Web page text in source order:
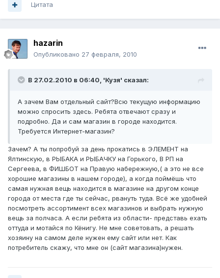
Цитата
hazarin
Опубликовано 27 февраля, 2010
В 27.02.2010 в 06:40, 'Кузя' сказал:
А зачем Вам отдельный сайт?Всю текущую информацию
можно спросить здесь. Ребята отвечают сразу и
подробно. Да и сам магазин в городе находится.
Требуется Интернет-магазин?
Зачем? А ты попробуй за день прокатись в ЭЛЕМЕНТ на
Ялтинскую, в РЫБАКА и РЫБАЧКУ на Горького, В РП на
Сергеева, в ФИШБОТ на Правую набережную,( а это не все
хорошие магазины в нашем городе), а когда поймёшь что
самая нужная вещь находится в магазине на другом конце
города от места где ты сейчас, рвануть туда. Всё же удобней
посмотреть ассортимент всех магазинов и выбрать нужную
вещь за полчаса. А если ребята из области- представь ехать
оттуда и мотайся по Кёнигу. Не мне советовать, а решать
хозяину на самом деле нужен ему сайт или нет. Как
потребитель скажу, что мне он (сайт магазина)нужен.